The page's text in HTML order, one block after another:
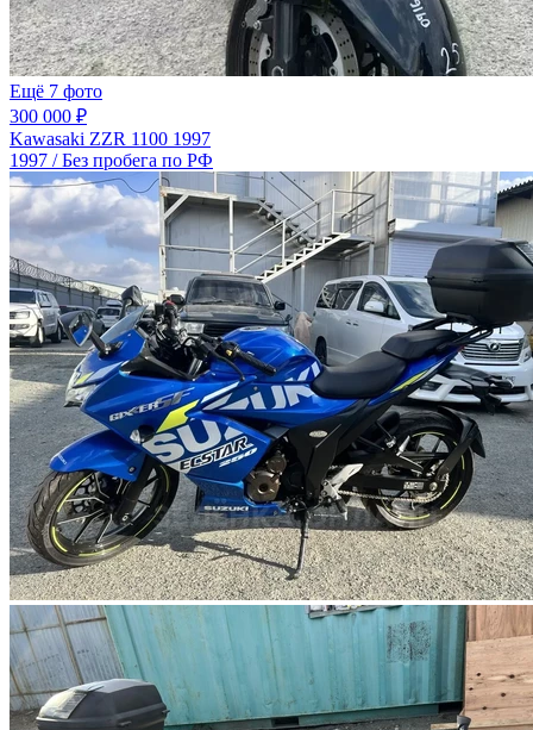
Ещё 7 фото
300 000 ₽
Kawasaki ZZR 1100 1997
1997 / Без пробега по РФ